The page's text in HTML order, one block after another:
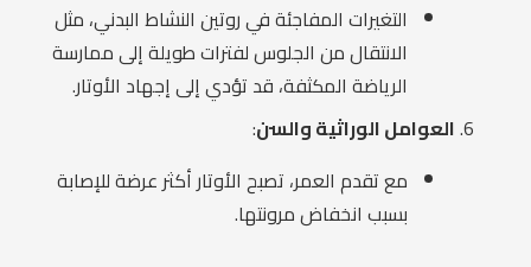
التغيرات المفاجئة في روتين النشاط البدني، مثل
الانتقال من الجلوس لفترات طويلة إلى ممارسة
الرياضة المكثفة، قد تؤدي إلى إجهاد الأوتار.
العوامل الوراثية والسن:
مع تقدم العمر، تصبح الأوتار أكثر عرضة للإصابة
بسبب انخفاض مرونتها.